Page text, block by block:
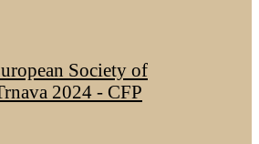
Society of
2024 - CFP